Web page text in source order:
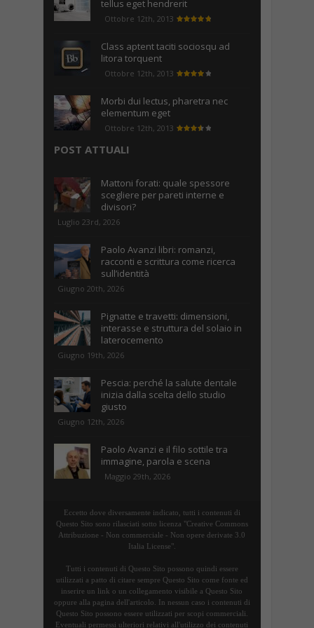
tellus eget hendrerit
Ottobre 12th, 2013
Class aptent taciti sociosqu ad
litora torquent
Ottobre 12th, 2013
Morbi dui lectus, pharetra nec
elementum eget
Ottobre 12th, 2013
POST ATTUALI
Mattoni forati: quale spessore
scegliere per pareti interne e
divisori?
Luglio 23rd, 2026
Paolo Avanzi libri: romanzi,
racconti e scrittura come ricerca
sull’identità
Giugno 20th, 2026
Pignatte e travetti: dimensioni,
interasse e struttura del solaio in
laterocemento
Giugno 19th, 2026
Pescia: perché la salute dentale
inizia dalla scelta dello studio
giusto
Giugno 12th, 2026
Paolo Avanzi e il filo sottile tra
immagine, parola e scena
Maggio 29th, 2026
Eccetto dove diversamente indicato, tutti i contenuti di
Questo Sito sono rilasciati sotto licenza "Creative Commons
Attribuzione - Non commerciale - Non opere derivate 3.0
Italia License".
Tutti i contenuti di Questo Sito possono quindi essere
utilizzati a patto di citare sempre Questo Sito come fonte ed
inserire un link o un collegamento visibile a Questo Sito
oppure alla pagina dell'articolo. In nessun caso i contenuti di
Questo Sito possono essere utilizzati per scopi commerciali.
Eventuali permessi ulteriori relativi all'utilizzo dei contenuti